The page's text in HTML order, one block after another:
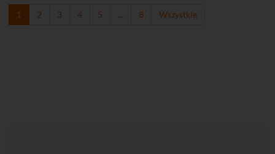
1 2 3 4 5 ... 8 Wszystkie